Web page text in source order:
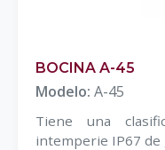
BOCINA A-45
Modelo: A-45
Tiene una
intemperie IP67 de